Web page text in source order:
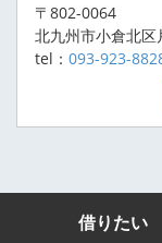
〒802-0064
北九州市小倉北
tel： 093-923-
借りたい